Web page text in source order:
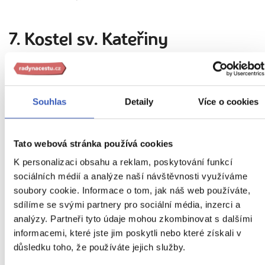
Souhlas Detaily Více o cookies
Tato webová stránka používá cookies
K personalizaci obsahu a reklam, poskytování funkcí
sociálních médií a analýze naší návštěvnosti využíváme
soubory cookie. Informace o tom, jak náš web používáte,
sdílíme se svými partnery pro sociální média, inzerci a
analýzy. Partneři tyto údaje mohou zkombinovat s dalšími
informacemi, které jste jim poskytli nebo které získali v
důsledku toho, že používáte jejich služby.
7. Kostel sv. Kateřiny
Alexandrijské